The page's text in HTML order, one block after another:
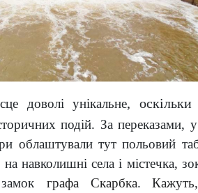
доволі унікальне, оскільки
подій. За переказами,
облаштували тут польовий
навколишні села і містечка,
графа Скарбка.